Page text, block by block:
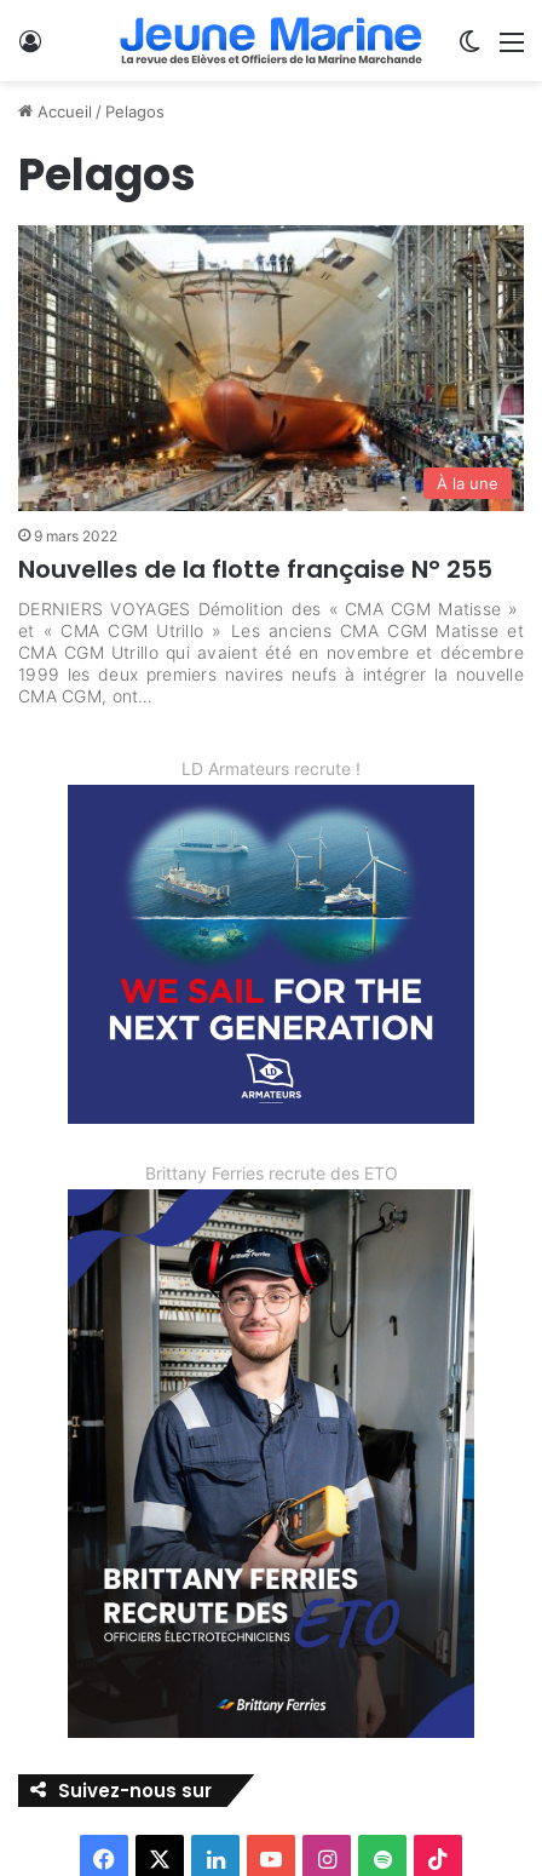
Se connecter
Accueil / Pelagos
Pelagos
À la une
9 mars 2022
Nouvelles de la flotte française N° 255
DERNIERS VOYAGES Démolition des « CMA CGM Matisse »
et « CMA CGM Utrillo » Les anciens CMA CGM Matisse et
CMA CGM Utrillo qui avaient été en novembre et décembre
1999 les deux premiers navires neufs à intégrer la nouvelle
CMA CGM, ont…
LD Armateurs recrute !
Brittany Ferries recrute des ETO
Suivez-nous sur
Facebook LinkedinYouTubeInstagram
Spotify